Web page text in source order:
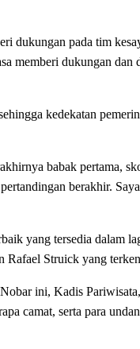
dukungan pada tim
memberi dukungan
kedekatan
babak pertama,
berakhir.
yang tersedia dalam
Struick yang
ini, Kadis
camat, serta para